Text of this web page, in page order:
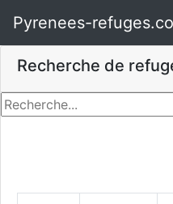
Pyrenees-
Recherche de